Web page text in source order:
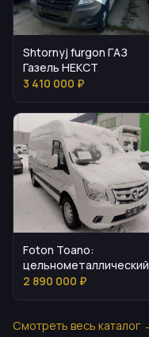
Shtornyj furgon ГАЗ
Газель НЕКСТ
3 410 000 ₽
Foton Toano:
цельнометаллический
фургон для логистики
2 890 000 ₽
Смотреть весь каталог